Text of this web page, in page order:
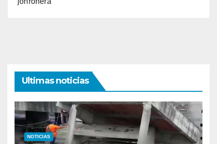
Ultimas noticias
NOTICIAS